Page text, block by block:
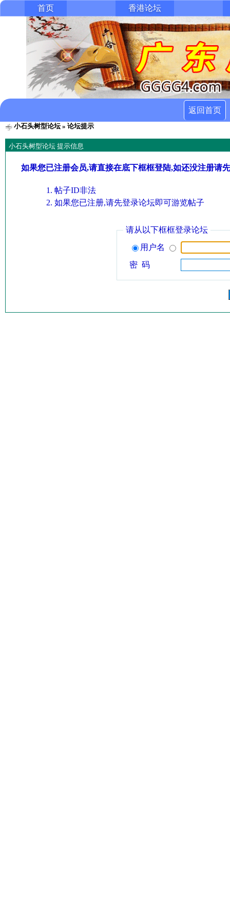
首页 香港论坛
返回首页
小石头树型论坛» 论坛提示
小石头树型论坛 提示信息
如果您已注册会员,请直接在底下框框登陆,如还没注册请
帖子ID非法
如果您已注册,请先登录论坛即可游览帖子
请从以下框框登录论坛
用户名
密 码